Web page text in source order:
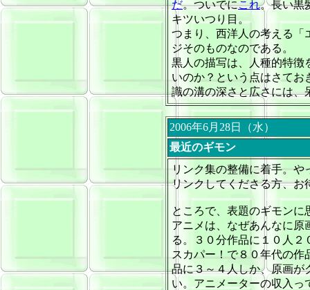
だ。ついでにこれ。長い黒
キツいつり目。
つまり、西洋人の考える「
ジそのものなのである。
黒人の描写は、人種的特徴
いのか？という点はさてお
識の溝の深さと広さには、
2006年6月28日（水）
最近のギモン
リンク集の整備に着手。
リンクしてくださる方、お
ところで、表題のギモン
アニメは、なぜあんなに原
る。３０分作品に１０人２
スカパー！で８０年代の
品に３～４人しか、原画が
い。アニメーターの収入っ